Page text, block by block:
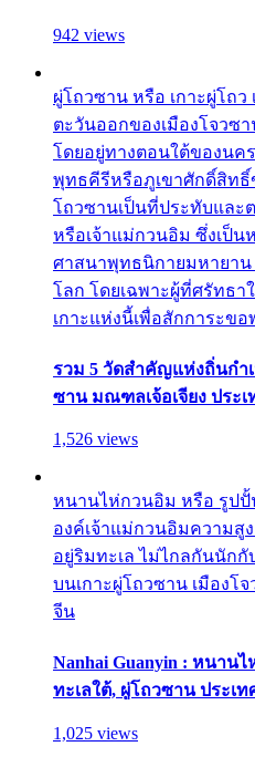
942 views
ผู่โถวซาน หรือ เกาะผู่โถว
ตะวันออกของเมืองโจวซ
โดยอยู่ทางตอนใต้ของนคร
พุทธคีรีหรือภูเขาศักดิ์สิท
โถวซานเป็นที่ประทับและ
หรือเจ้าแม่กวนอิม ซึ่งเป็
ศาสนาพุทธนิกายมหายา
โลก โดยเฉพาะผู้ที่ศรัทธา
เกาะแห่งนี้เพื่อสักการะข
รวม 5 วัดสำคัญแห่งถิ่นกำ
ซาน มณฑลเจ้อเจียง ประเ
1,526 views
หนานไห่กวนอิม หรือ รูปปั้
องค์เจ้าแม่กวนอิมความสู
อยู่ริมทะเล ไม่ไกลกันนักกั
บนเกาะผู่โถวซาน เมืองโ
จีน
Nanhai Guanyin : หนาน
ทะเลใต้, ผู่โถวซาน ประเท
1,025 views